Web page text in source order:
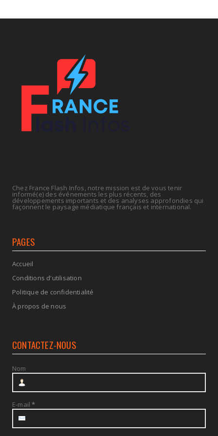
frein sur les ...
La rentrée sera-t-elle chaude dans la fonction
publique ? Le...
Chez France Flash Infos, notre mission est de vous tenir
informé(e) des événements les plus récents, des
développements importants et des analyses approfondies qui
façonnent le paysage médiatique français et international.
PAGES
Accueil
Conditions d'utilisation
Politique de confidentialité
À propos de nous
CONTACTEZ-NOUS
Nom
E-mail*